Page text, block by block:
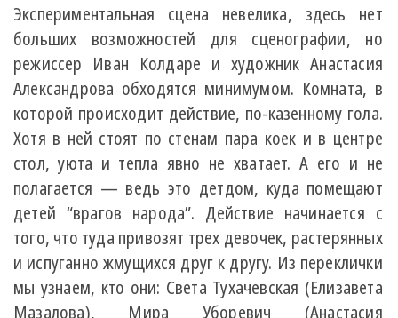
Экспериментальная сцена невелика, здесь нет
больших возможностей для сценографии, но
режиссер Иван Колдаре и художник Анастасия
Александрова обходятся минимумом. Комната, в
которой происходит действие, по-казенному гола.
Хотя в ней стоят по стенам пара коек и в центре
стол, уюта и тепла явно не хватает. А его и не
полагается — ведь это детдом, куда помещают
детей “врагов народа”. Действие начинается с
того, что туда привозят трех девочек, растерянных
и испуганно жмущихся друг к другу. Из переклички
мы узнаем, кто они: Света Тухачевская (Елизавета
Мазалова), Мира Уборевич (Анастасия